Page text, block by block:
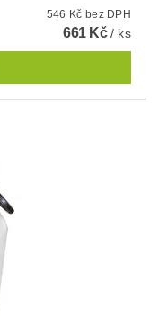
546 Kč bez DPH
661 Kč/ ks